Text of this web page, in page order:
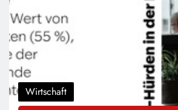
Wirtschaft